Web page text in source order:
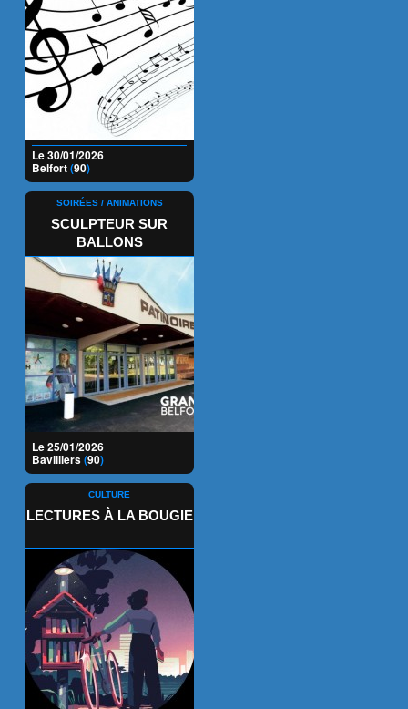
Le 30/01/2026
Belfort(90)
SOIRÉES / ANIMATIONS
SCULPTEUR SUR
BALLONS
Le 25/01/2026
Bavilliers(90)
CULTURE
LECTURES À LA BOUGIE